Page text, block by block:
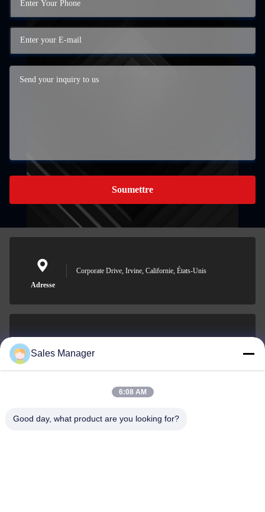
Soumettre
Adresse
Corporate Drive, Irvine, Californie, États-Unis
001-512-7443871
Sales Manager
6:08 AM
Good day, what product are you looking for?